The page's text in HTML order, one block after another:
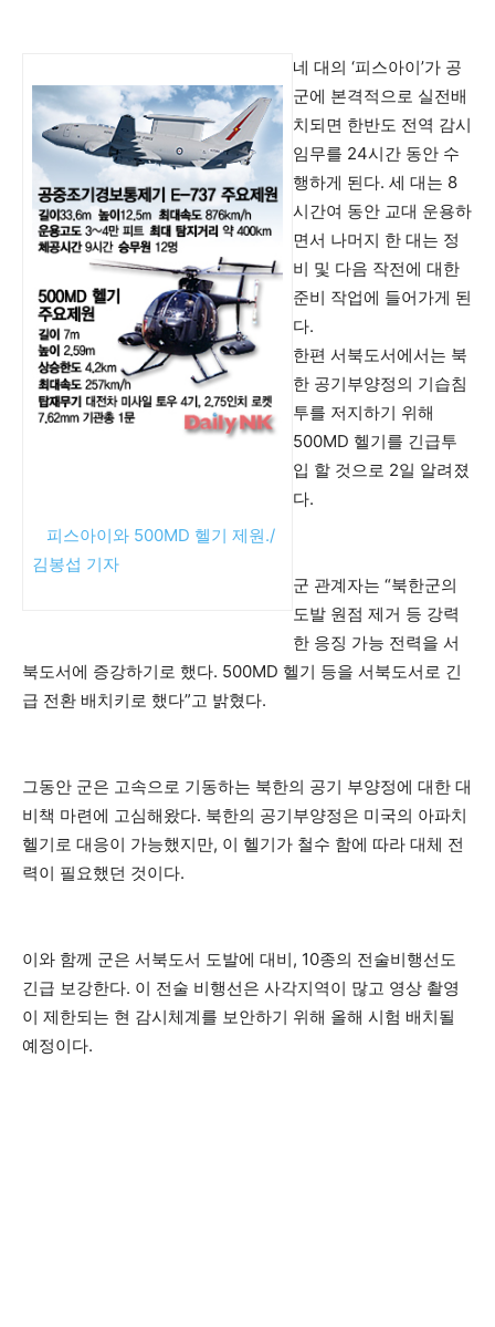
피스아이와 500MD 헬기 제원./
김봉섭 기자
네 대의 ‘피스아이’가 공
군에 본격적으로 실전배
치되면 한반도 전역 감시
임무를 24시간 동안 수
행하게 된다. 세 대는 8
시간여 동안 교대 운용하
면서 나머지 한 대는 정
비 및 다음 작전에 대한
준비 작업에 들어가게 된
다.
한편 서북도서에서는 북
한 공기부양정의 기습침
투를 저지하기 위해
500MD 헬기를 긴급투
입 할 것으로 2일 알려졌
다.
군 관계자는 “북한군의
도발 원점 제거 등 강력
한 응징 가능 전력을 서
북도서에 증강하기로 했다. 500MD 헬기 등을 서북도서로 긴
급 전환 배치키로 했다”고 밝혔다.
그동안 군은 고속으로 기동하는 북한의 공기 부양정에 대한 대
비책 마련에 고심해왔다. 북한의 공기부양정은 미국의 아파치
헬기로 대응이 가능했지만, 이 헬기가 철수 함에 따라 대체 전
력이 필요했던 것이다.
이와 함께 군은 서북도서 도발에 대비, 10종의 전술비행선도
긴급 보강한다. 이 전술 비행선은 사각지역이 많고 영상 촬영
이 제한되는 현 감시체계를 보안하기 위해 올해 시험 배치될
예정이다.